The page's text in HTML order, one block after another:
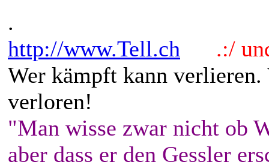
.
http://www.Tell.ch
.:/
Wer kämpft kann
verloren!
"Man wisse zwar nicht ob
aber dass er den Gessler